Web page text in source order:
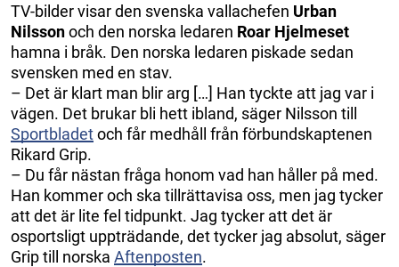
TV-bilder visar den svenska vallachefen Urban
Nilssonoch den norska ledaren Roar Hjelmeset
hamna i bråk. Den norska ledaren piskade sedan
svensken med en stav.
– Det är klart man blir arg […] Han tyckte att jag var i
vägen. Det brukar bli hett ibland, säger Nilsson till
Sportbladetoch får medhåll från förbundskaptenen
Rikard Grip.
– Du får nästan fråga honom vad han håller på med.
Han kommer och ska tillrättavisa oss, men jag tycker
att det är lite fel tidpunkt. Jag tycker att det är
osportsligt uppträdande, det tycker jag absolut, säger
Grip till norska Aftenposten.